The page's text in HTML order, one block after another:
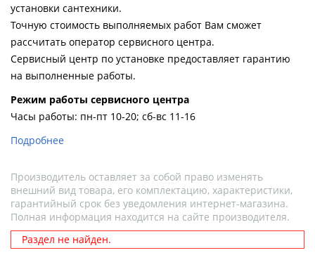
установки сантехники.
Точную стоимость выполняемых работ Вам сможет
рассчитать оператор сервисного центра.
Сервисный центр по установке предоставляет гарантию
на выполненные работы.
Pежим работы сервисного центра
Часы работы: пн-пт 10-20; сб-вс 11-16
Подробнее
Производитель оставляет за собой право изменять
внешний вид товара, его комплектацию, характеристики,
гарантийный срок без уведомления интернет-магазина.
Полная информация находится на сайте производителя.
Раздел не найден.